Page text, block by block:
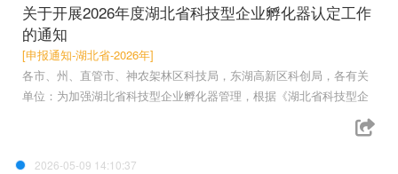
关于开展2026年度湖北省科技型企业孵化器认定工作
的通知
[申报通知-湖北省-2026年]
各市、州、直管市、神农架林区科技局，东湖高新区科创局，各有关
单位：为加强湖北省科技型企业孵化器管理，根据《湖北省科技型企
2026-05-09 14:10:37